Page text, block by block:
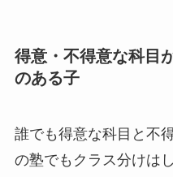
得意・不得意な科目
のある子
誰でも得意な科目と不
の塾でもクラス分けは